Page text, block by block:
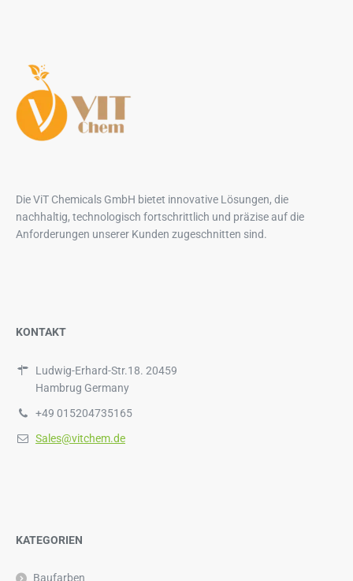
Die ViT Chemicals GmbH bietet innovative Lösungen, die
nachhaltig, technologisch fortschrittlich und präzise auf die
Anforderungen unserer Kunden zugeschnitten sind.
KONTAKT
Ludwig-Erhard-Str.18. 20459
Hambrug Germany
+49 015204735165
Sales@vitchem.de
KATEGORIEN
Baufarben